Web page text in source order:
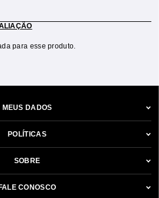
para esse produto.
MEUS DADOS
POLÍTICAS
SOBRE
FALE CONOSCO